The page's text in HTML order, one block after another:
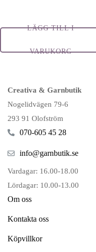
LÄGG TILL I
VARUKORG
Creativa & Garnbutik
Nogelidvägen 79-6
293 91 Olofström
070-605 45 28
info@garnbutik.se
Vardagar: 16.00-18.00
Lördagar: 10.00-13.00
Om oss
Kontakta oss
Köpvillkor